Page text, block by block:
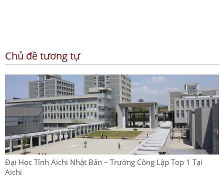
Chủ đề tương tự
Đại Học Tỉnh Aichi Nhật Bản – Trường Công Lập Top 1 Tại
Aichi